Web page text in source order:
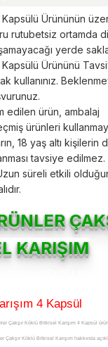
Kapsülü Ürününün
rutubetsiz ortamda
yerde
Kapsülü Ürününü
kullanınız.
edilen ürün, ambalaj
ürünleri
18 yaş altı kişilerin
tavsiye edilmez.
süreli etkili
KARIŞIM
4 Kapsül
Çakşır Köklü Bitkisel Karışım 4 Kapsül
Çakşır Köklü Bitkisel Karışım hakkında